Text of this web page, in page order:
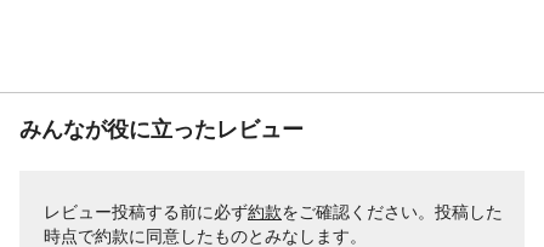
みんなが役に立ったレビュー
レビュー投稿する前に必ず約款をご確認ください。投稿した
時点で約款に同意したものとみなします。